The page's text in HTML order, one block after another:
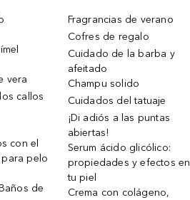
vera
callos
con el
pelo
de
Fragrancias de verano
Cofres de regalo
Cuidado de la barba y
afeitado
Champu solido
Cuidados del tatuaje
¡Di adiós a las puntas
abiertas!
Serum ácido glicólico:
propiedades y efectos en
tu piel
Crema con colágeno,